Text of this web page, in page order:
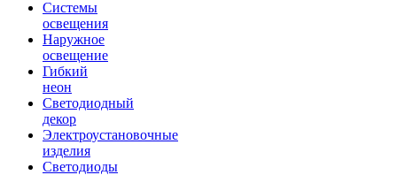
Системы
освещения
Наружное
освещение
Гибкий
неон
Светодиодный
декор
Электроустановочные
изделия
Светодиоды